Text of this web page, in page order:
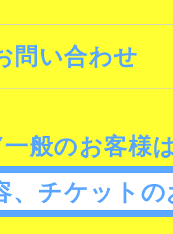
問い合わせ
般のお客様
、チケット